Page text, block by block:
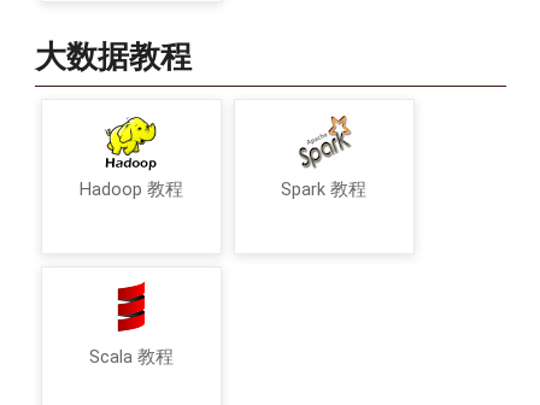
大数据教程
Hadoop 教程 Spark 教程
Scala 教程